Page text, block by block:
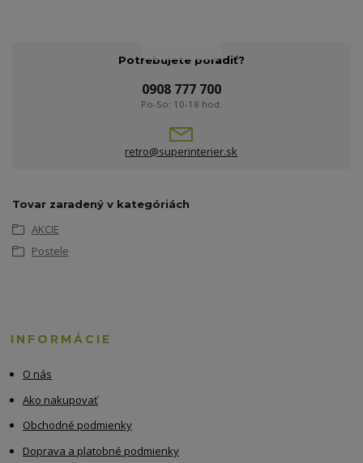
Potrebujete poradiť?
0908 777 700
Po-So: 10-18 hod.
retro@superinterier.sk
Tovar zaradený v kategóriách
AKCIE
Postele
INFORMÁCIE
O nás
Ako nakupovať
Obchodné podmienky
Doprava a platobné podmienky